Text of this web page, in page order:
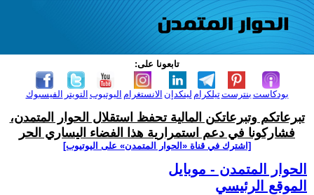
تابعونا على:
الفيسبوك التويتر اليوتيوب الانستغرام لينكدإن تيلكرامبنترست بودكاست
تبرعاتكم وتبرعاتكن المالية تحفظ استقلال الحوار المتمدن،
فشاركونا في دعم استمرارية هذا الفضاء اليساري الحر
[اشترك في قناة ‫«الحوار المتمدن» على اليوتيوب]
الحوار المتمدن - موبايل
الموقع الرئيسي